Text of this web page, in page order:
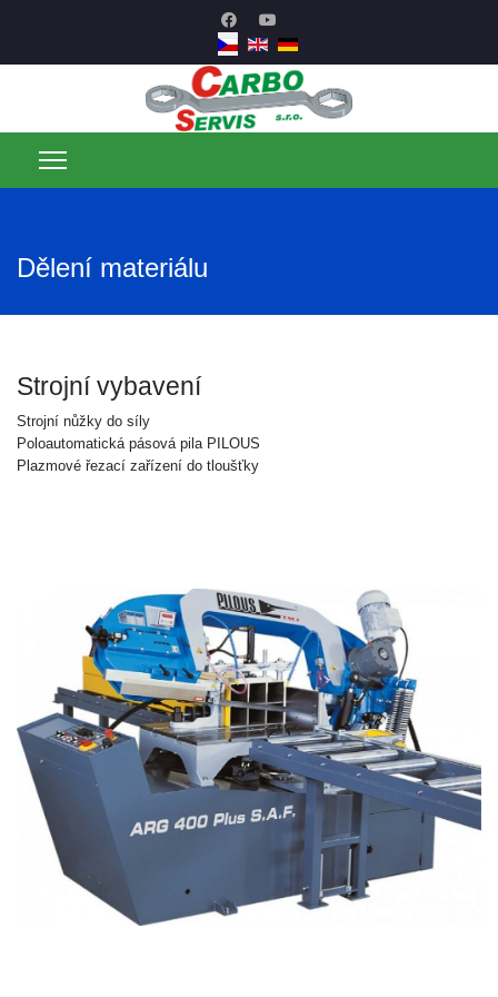
Dělení materiálu
Strojní vybavení
Strojní nůžky do síly
Poloautomatická pásová pila PILOUS
Plazmové řezací zařízení do tloušťky